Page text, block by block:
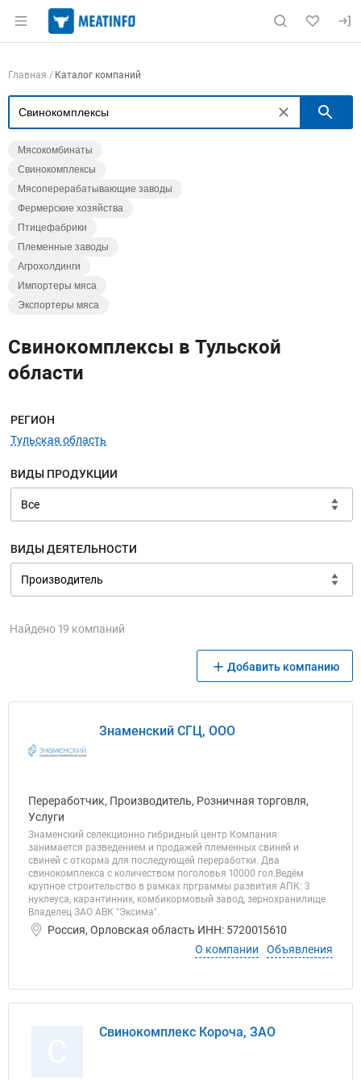
Раздел навигации по сайту meatinfo.ru
Навигация по компаниям
Главная Каталог компаний
Мясокомбинаты
Свинокомплексы
Мясоперерабатывающие заводы
Фермерские хозяйства
Птицефабрики
Племенные заводы
Агрохолдинги
Импортеры мяса
Экспортеры мяса
Свинокомплексы в Тульской
области
Меню навигации
РЕГИОН
Тульская область
ВИДЫ ПРОДУКЦИИ
ВИДЫ ДЕЯТЕЛЬНОСТИ
Найдено 19 компаний
Добавить компанию
Знаменский СГЦ, ООО
Переработчик, Производитель, Розничная торговля,
Услуги
Знаменский селекционно гибридный центр Компания
занимается разведением и продажей племенных свиней и
свиней с откорма для последующей переработки. Два
свинокомплекса с количеством поголовья 10000 гол.Ведём
крупное строительство в рамках прграммы развития АПК: 3
нуклеуса, карантинник, комбикормовый завод, зернохранилище.
Владелец ЗАО АВК "Эксима".
Россия, Орловская область ИНН: 5720015610
О компании
Объявления
Свинокомплекс Короча, ЗАО